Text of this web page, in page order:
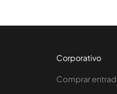
Corporativo
Comprar